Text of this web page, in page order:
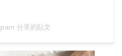
分享的貼文